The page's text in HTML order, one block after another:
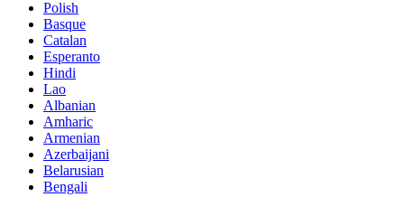
Polish
Basque
Catalan
Esperanto
Hindi
Lao
Albanian
Amharic
Armenian
Azerbaijani
Belarusian
Bengali